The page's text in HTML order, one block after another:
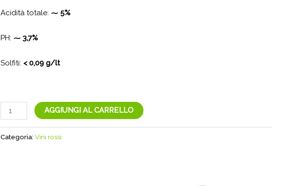
Acidità totale: ⁓ 5%
PH: ⁓ 3,7%
Solfiti: < 0,09 g/lt
Grivem
AGGIUNGI AL CARRELLO
Categoria: Vini rossi